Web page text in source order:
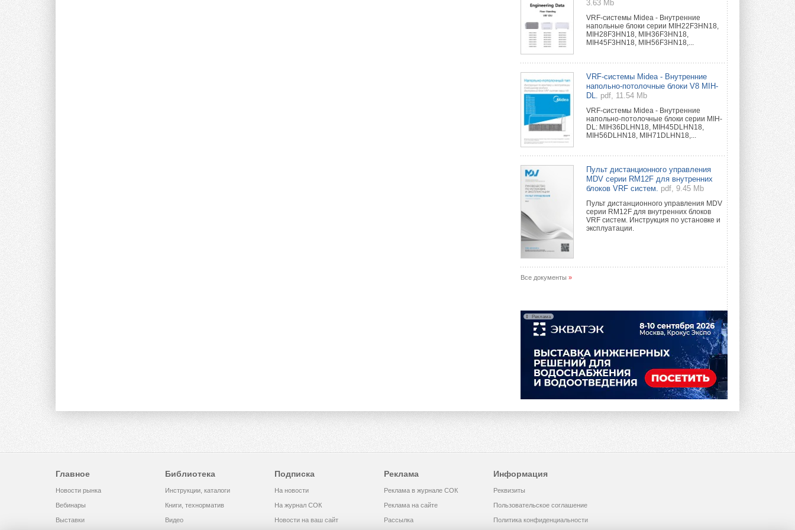
3.63 Mb
VRF-системы Midea - Внутренние
напольные блоки серии MIH22F3HN18,
MIH28F3HN18, MIH36F3HN18,
MIH45F3HN18, MIH56F3HN18,...
VRF-системы Midea - Внутренние
напольно-потолочные блоки V8 MIH-
DL.
pdf, 11.54 Mb
VRF-системы Midea - Внутренние
напольно-потолочные блоки серии MIH-
DL: MIH36DLHN18, MIH45DLHN18,
MIH56DLHN18, MIH71DLHN18,...
Пульт дистанционного управления
MDV серии RM12F для внутренних
блоков VRF систем.
pdf, 9.45 Mb
Пульт дистанционного управления MDV
серии RM12F для внутренних блоков
VRF систем. Инструкция по установке и
эксплуатации.
Все документы »
Реклама
Главное
Новости рынка
Вебинары
Выставки
Библиотека
Инструкции, каталоги
Книги, технорматив
Видео
Подписка
На новости
На журнал СОК
Новости на ваш сайт
Реклама
Реклама в журнале СОК
Реклама на сайте
Рассылка
Информация
Реквизиты
Пользовательское соглашение
Политика конфиденциальности